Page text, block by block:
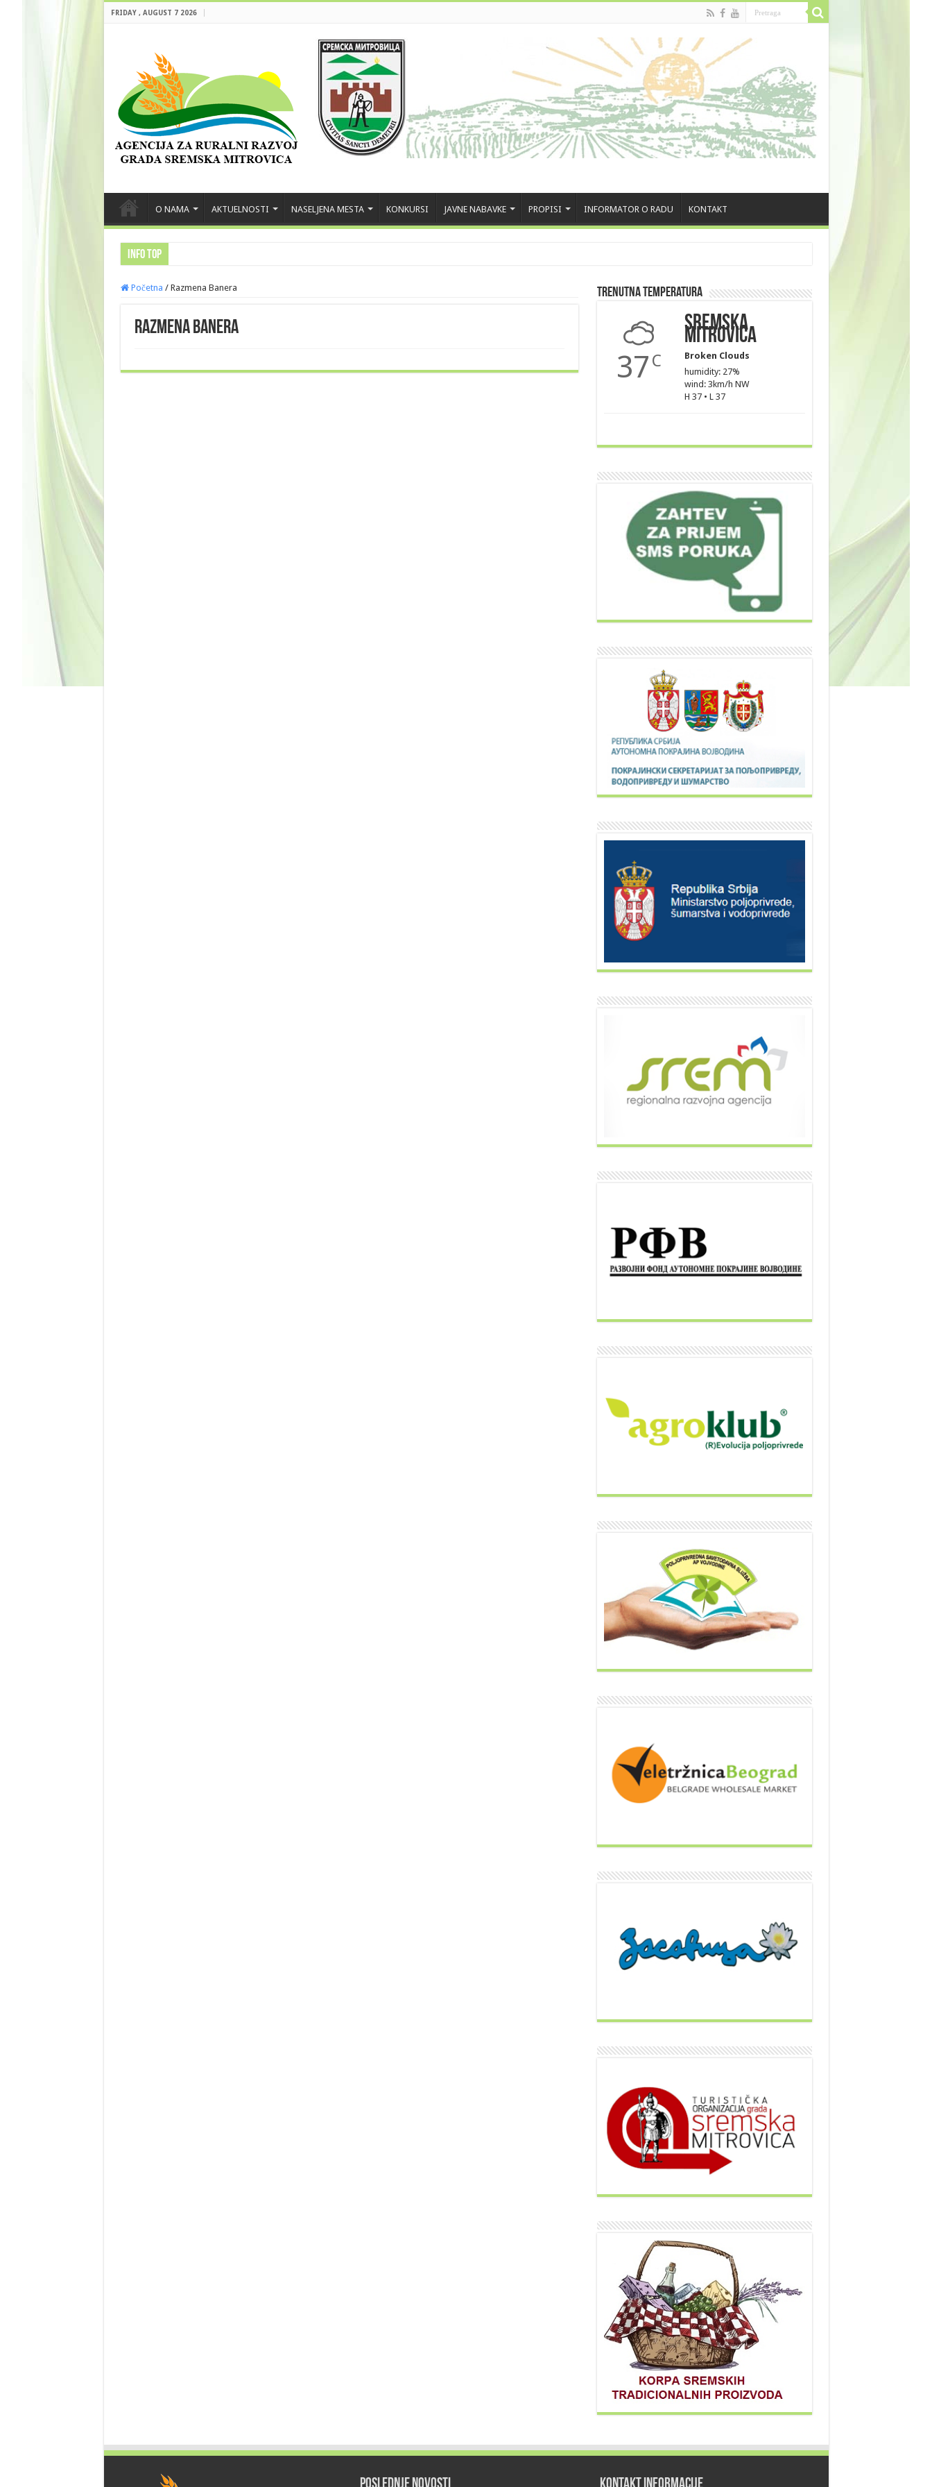
FRIDAY , AUGUST 7 2026
O NAMA AKTUELNOSTI NASELJENA MESTA KONKURSI JAVNE NABAVKE PROPISI INFORMATOR O RADU KONTAKT
INFO TOP
Početna / Razmena Banera
Razmena Banera
Trenutna Temperatura
37 C
Sremska
Mitrovica
Broken Clouds
humidity: 27%
wind: 3km/h NW
H 37 • L 37